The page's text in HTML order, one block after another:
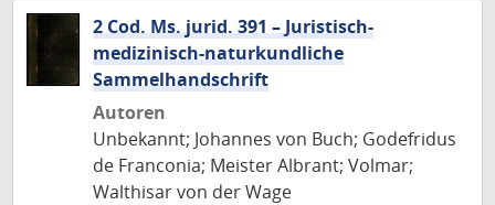
2 Cod. Ms. jurid. 391 – Juristisch-
medizinisch-naturkundliche
Sammelhandschrift
Autoren
Unbekannt; Johannes von Buch; Godefridus
de Franconia; Meister Albrant; Volmar;
Walthisar von der Wage